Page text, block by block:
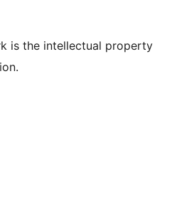
is the intellectual property